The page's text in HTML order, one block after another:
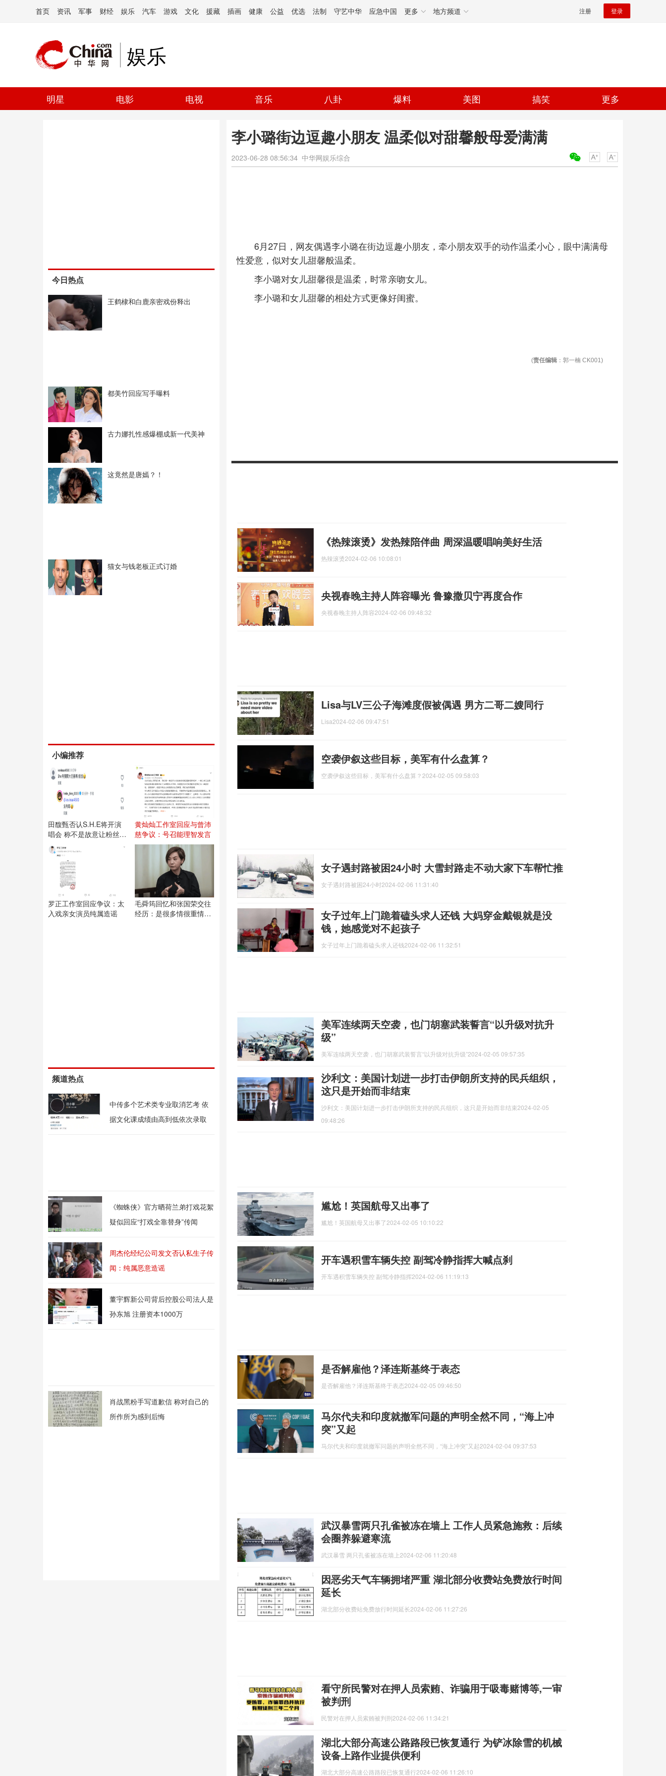
首页 资讯 军事 财经 娱乐 汽车 游戏 文化 援藏 插画 健康 公益 优选 法制 守艺中华 应急中国 更多 地方频道 注册 登录
娱乐
明星 电影 电视 音乐 八卦 爆料 美图 搞笑 更多
今日热点
王鹤棣和白鹿亲密戏份释出
都美竹回应写手曝料
古力娜扎性感爆棚成新一代美神
这竟然是唐嫣？！
猫女与钱老板正式订婚
小编推荐
田馥甄否认S.H.E将开演
唱会 称不是故意让粉丝失
望
黄灿灿工作室回应与曾沛
慈争议：号召能理智发言
罗正工作室回应争议：太
入戏亲女演员纯属造谣
毛舜筠回忆和张国荣交往
经历：是很多情很重情的
频道热点
中传多个艺术类专业取消艺考 依
据文化课成绩由高到低依次录取
《蜘蛛侠》官方晒荷兰弟打戏花絮
疑似回应“打戏全靠替身”传闻
周杰伦经纪公司发文否认私生子传
闻：纯属恶意造谣
董宇辉新公司背后控股公司法人是
孙东旭 注册资本1000万
肖战黑粉手写道歉信 称对自己的
所作所为感到后悔
李小璐街边逗趣小朋友 温柔似对甜馨般母爱满满
2023-06-28 08:56:34 中华网娱乐综合
6月27日，网友偶遇李小璐在街边逗趣小朋友，牵小朋友双手的动作温柔小心，眼中满满母
性爱意，似对女儿甜馨般温柔。
李小璐对女儿甜馨很是温柔，时常亲吻女儿。
李小璐和女儿甜馨的相处方式更像好闺蜜。
(责任编辑 ：郭一楠 CK001)
《热辣滚烫》发热辣陪伴曲 周深温暖唱响美好生活
热辣滚烫2024-02-06 10:08:01
央视春晚主持人阵容曝光 鲁豫撒贝宁再度合作
央视春晚主持人阵容2024-02-06 09:48:32
Lisa与LV三公子海滩度假被偶遇 男方二哥二嫂同行
Lisa2024-02-06 09:47:51
空袭伊叙这些目标，美军有什么盘算？
空袭伊叙这些目标，美军有什么盘算？ 2024-02-05 09:58:03
女子遇封路被困24小时 大雪封路走不动大家下车帮忙推
女子遇封路被困24小时2024-02-06 11:31:40
女子过年上门跪着磕头求人还钱 大妈穿金戴银就是没
钱，她感觉对不起孩子
女子过年上门跪着磕头求人还钱2024-02-06 11:32:51
美军连续两天空袭，也门胡塞武装誓言“以升级对抗升
级”
美军连续两天空袭，也门胡塞武装誓言“以升级对抗升级”2024-02-05 09:57:35
沙利文：美国计划进一步打击伊朗所支持的民兵组织，
这只是开始而非结束
沙利文：美国计划进一步打击伊朗所支持的民兵组织，这只是开始而非结束2024-02-05
09:48:26
尴尬！英国航母又出事了
尴尬！英国航母又出事了2024-02-05 10:10:22
开车遇积雪车辆失控 副驾冷静指挥大喊点刹
开车遇积雪车辆失控 副驾冷静指挥2024-02-06 11:19:13
是否解雇他？泽连斯基终于表态
是否解雇他？泽连斯基终于表态2024-02-05 09:46:50
马尔代夫和印度就撤军问题的声明全然不同，“海上冲
突”又起
马尔代夫和印度就撤军问题的声明全然不同，“海上冲突”又起2024-02-04 09:37:53
武汉暴雪两只孔雀被冻在墙上 工作人员紧急施救：后续
会圈养躲避寒流
武汉暴雪 两只孔雀被冻在墙上2024-02-06 11:20:48
因恶劣天气车辆拥堵严重 湖北部分收费站免费放行时间
延长
湖北部分收费站免费放行时间延长2024-02-06 11:27:26
看守所民警对在押人员索贿、诈骗用于吸毒赌博等,一审
被判刑
民警对在押人员索贿被判刑2024-02-06 11:34:21
湖北大部分高速公路路段已恢复通行 为铲冰除雪的机械
设备上路作业提供便利
湖北大部分高速公路路段已恢复通行2024-02-06 11:26:10